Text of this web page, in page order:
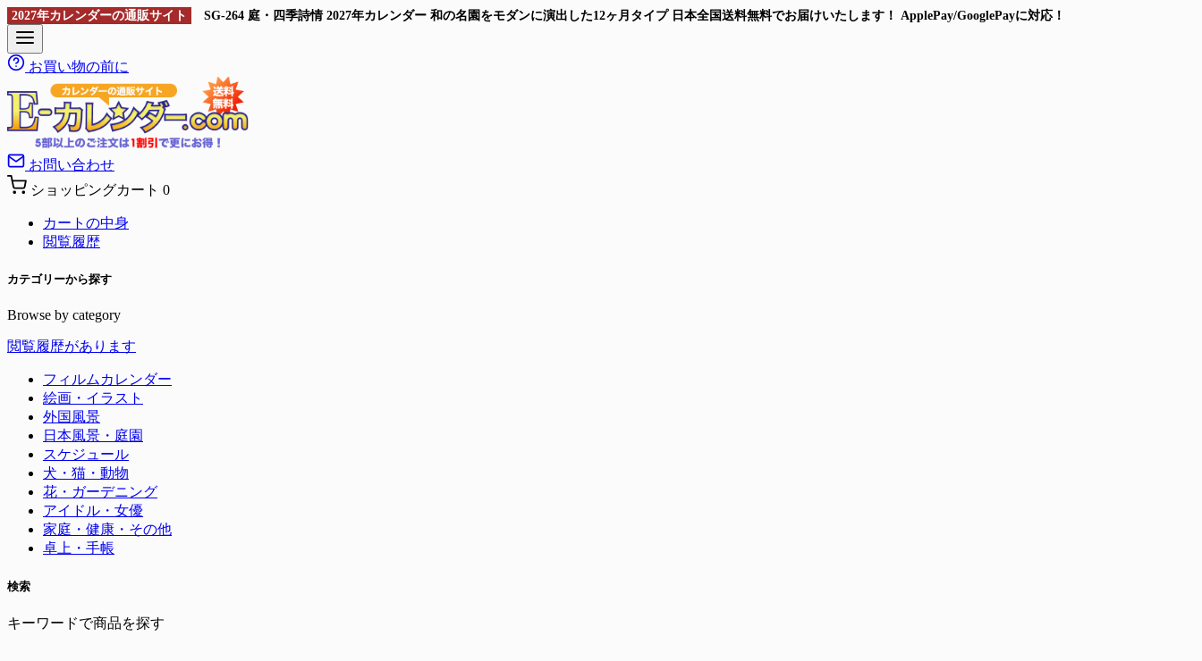
2027年カレンダーの通販サイト SG-264 庭・四季詩情 2027年カレンダー 和の名園をモダンに演出した12ヶ月タイプ 日本全国送料無料でお届けいたします！ ApplePay/GooglePayに対応！
お買い物の前に
お問い合わせ
ショッピングカート 0
カートの中身
閲覧履歴
カテゴリーから探す
Browse by category
閲覧履歴があります
フィルムカレンダー
絵画・イラスト
外国風景
日本風景・庭園
スケジュール
犬・猫・動物
花・ガーデニング
アイドル・女優
家庭・健康・その他
卓上・手帳
検索
キーワードで商品を探す